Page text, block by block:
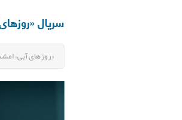
سریال
«روزهای آبی»